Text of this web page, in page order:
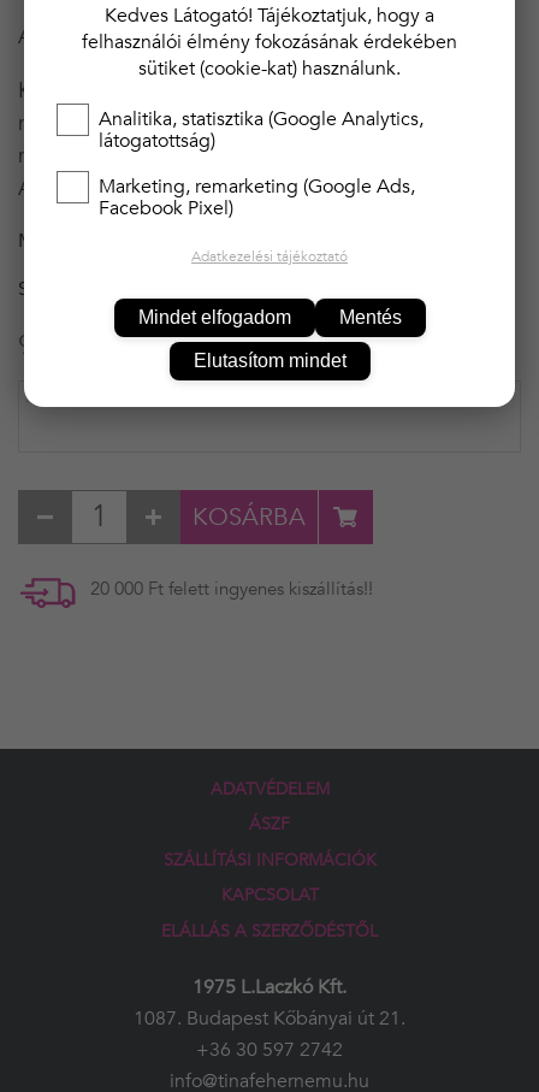
Anyag: 100% poliészter
Kezelési útmutató: 30°C-on semleges, kímélő
módszerrel, más textíliától elkülönítve, kifordítva
mosható. Klórozni tilos! Foltok helyi tisztítása tilos!
Áztatni tilos! Vasalható.
MÉRET
SZÍN
9 490 Ft
KOSÁRBA
20 000 Ft felett ingyenes kiszállítás!!
ADATVÉDELEM
ÁSZF
SZÁLLÍTÁSI INFORMÁCIÓK
KAPCSOLAT
ELÁLLÁS A SZERZŐDÉSTŐL
1975 L.Laczkó Kft.
1087. Budapest Kőbányai út 21.
+36 30 597 2742
info@tinafehernemu.hu
Kedves Látogató! Tájékoztatjuk, hogy a
felhasználói élmény fokozásának érdekében
sütiket (cookie-kat) használunk.
Analitika, statisztika (Google Analytics,
látogatottság)
Marketing, remarketing (Google Ads,
Facebook Pixel)
Adatkezelési tájékoztató
Mindet elfogadom Mentés
Elutasítom mindet